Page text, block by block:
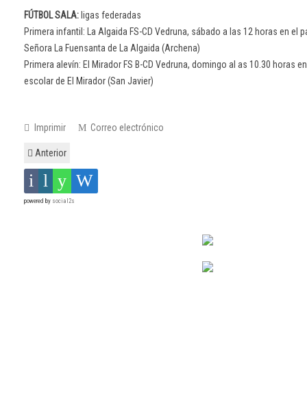
FÚTBOL SALA: ligas federadas
Primera infantil: La Algaida FS-CD Vedruna, sábado a las 12 horas en el
Señora La Fuensanta de La Algaida (Archena)
Primera alevín: El Mirador FS B-CD Vedruna, domingo al as 10.30 horas
escolar de El Mirador (San Javier)
Imprimir Correo electrónico
Anterior
powered by social2s